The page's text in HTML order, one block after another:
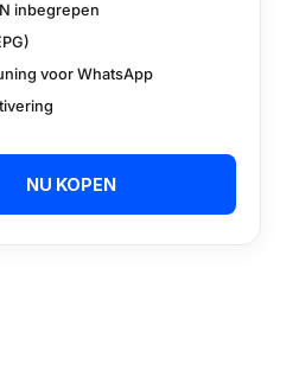
inbegrepen
voor WhatsApp
NU KOPEN